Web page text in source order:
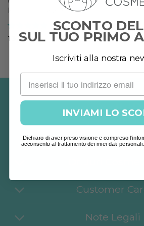
KIT COLLAGENE
Valutato
132,00€
Customer
Note Legali
SCONTO
SUL TUO PRIMO
Iscriviti alla nostra
INVIAMI LO
Dichiaro di aver preso visione e compreso
acconsento al trattamento dei miei dati personali.